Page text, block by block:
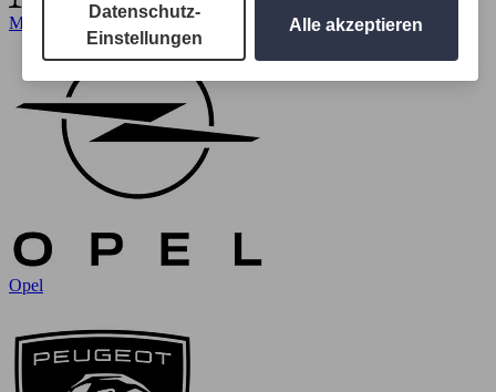
Mercedes-Benz
Opel
Datenschutz-
Einstellungen
Alle akzeptieren